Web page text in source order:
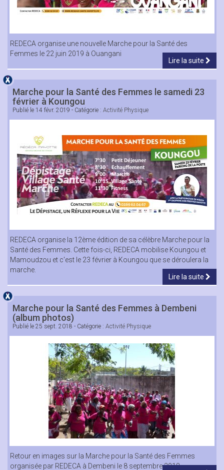
REDECA organise une nouvelle Marche pour la Santé des
Femmes le 22 juin 2019 à Ouangani
Lire la suite
Marche pour la Santé des Femmes le samedi 23
février à Koungou
Publié le 14 févr. 2019 - Catégorie : Activité Physique
REDECA organise la 12ème édition de sa célèbre Marche pour la
Santé des Femmes. Cette fois-ci, REDECA mobilise Koungou et
Mamoudzou et c'est le 23 février à Koungou que se déroulera la
marche.
Lire la suite
Marche pour la Santé des Femmes à Dembeni
(album photos)
Publié le 25 sept. 2018 - Catégorie : Activité Physique
Retour en images sur la Marche pour la Santé des Femmes
organisée par REDECA à Dembeni le 8 septembre 2018